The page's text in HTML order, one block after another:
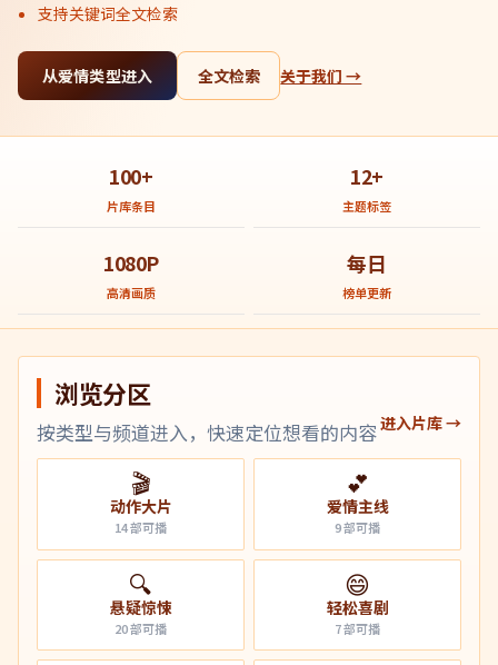
支持关键词全文检索
从爱情类型进入 全文检索 关于我们 →
100+
片库条目
12+
主题标签
1080P
高清画质
每日
榜单更新
浏览分区
按类型与频道进入，快速定位想看的内容进入片库 →
🎬
动作大片
14部可播
💕
爱情主线
9部可播
🔍
悬疑惊悚
20部可播
😄
轻松喜剧
7部可播